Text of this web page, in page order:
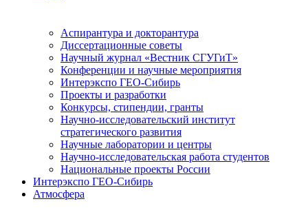
Аспирантура и докторантура
Диссертационные советы
Научный журнал «Вестник СГУГиТ»
Конференции и научные мероприятия
Интерэкспо ГЕО-Сибирь
Проекты и разработки
Конкурсы, стипендии, гранты
Научно-исследовательский институт
стратегического развития
Научные лаборатории и центры
Научно-исследовательская работа студентов
Национальные проекты России
Интерэкспо ГЕО-Сибирь
Атмосфера